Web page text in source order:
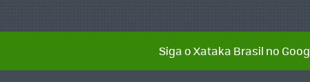
Siga o Xataka Brasil no